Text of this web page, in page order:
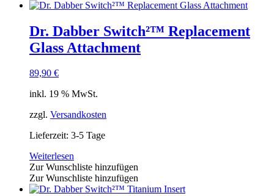
Dr. Dabber Switch²™ Replacement
Glass Attachment
89,90 €
inkl. 19 % MwSt.
zzgl. Versandkosten
Lieferzeit: 3-5 Tage
Weiterlesen
Zur Wunschliste hinzufügen
Zur Wunschliste hinzufügen